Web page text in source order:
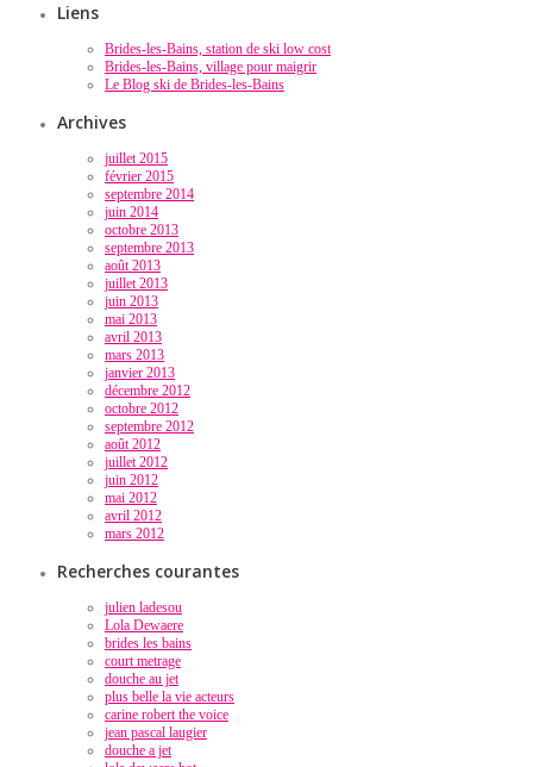
Liens
Brides-les-Bains, station de ski low cost
Brides-les-Bains, village pour maigrir
Le Blog ski de Brides-les-Bains
Archives
juillet 2015
février 2015
septembre 2014
juin 2014
octobre 2013
septembre 2013
août 2013
juillet 2013
juin 2013
mai 2013
avril 2013
mars 2013
janvier 2013
décembre 2012
octobre 2012
septembre 2012
août 2012
juillet 2012
juin 2012
mai 2012
avril 2012
mars 2012
Recherches courantes
julien ladesou
Lola Dewaere
brides les bains
court metrage
douche au jet
plus belle la vie acteurs
carine robert the voice
jean pascal laugier
douche a jet